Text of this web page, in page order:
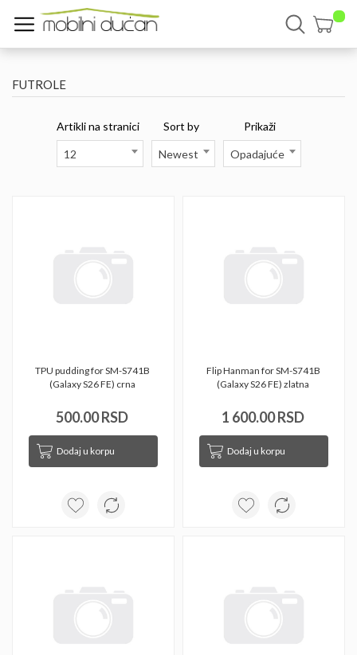
FUTROLE
Artikli na stranici
12
Sort by
Newest
Prikaži
Opadajuće
TPU pudding for SM-S741B
(Galaxy S26 FE) crna
500.00 RSD
Dodaj u korpu
Flip Hanman for SM-S741B
(Galaxy S26 FE) zlatna
1 600.00 RSD
Dodaj u korpu